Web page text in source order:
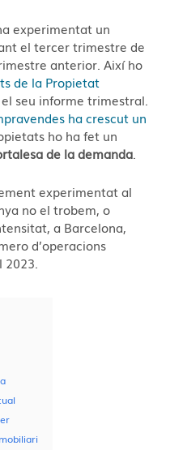
experimentat un
el tercer trimestre de
anterior. Així ho
de la Propietat
seu informe trimestral.
ha crescut un
ho ha fet un
de la demanda
experimentat al
no el trobem, o
a Barcelona,
d’operacions